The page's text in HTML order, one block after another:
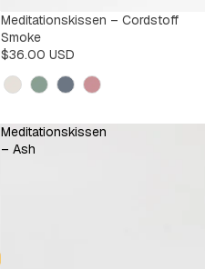
Meditationskissen – Cordstoff
Smoke
$36.00 USD
Kleur
Meditationskissen
– Ash